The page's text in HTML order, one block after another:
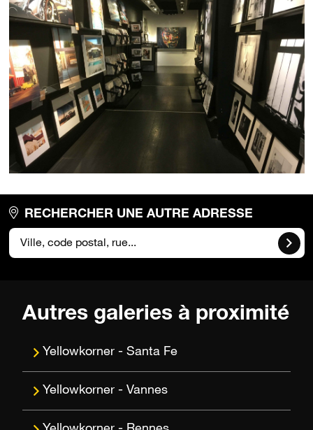
RECHERCHER UNE AUTRE ADRESSE
Autres galeries à proximité
Santa Fe
Vannes